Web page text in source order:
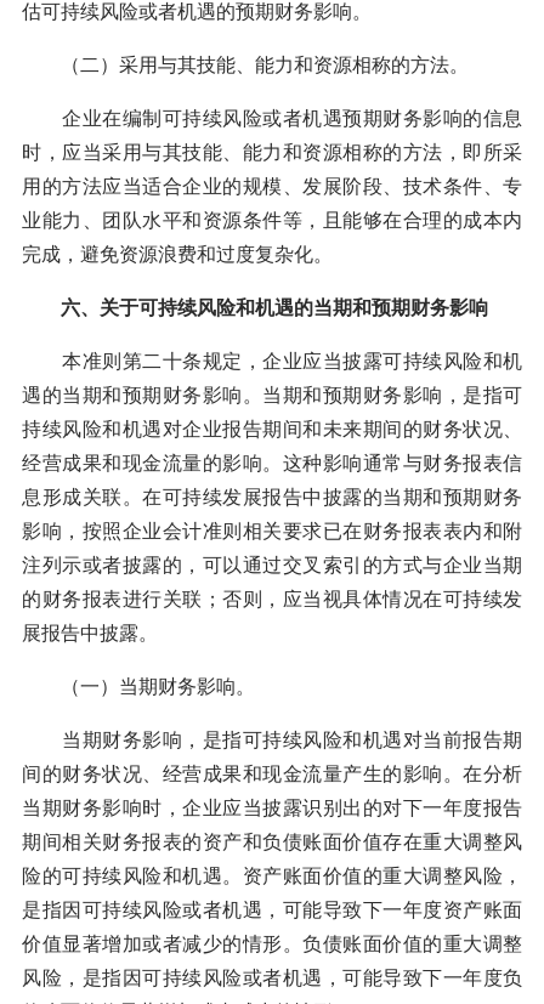
估可持续风险或者机遇的预期财务影响。
（二）采用与其技能、能力和资源相称的方法。
企业在编制可持续风险或者机遇预期财务影响的信息
时，应当采用与其技能、能力和资源相称的方法，即所采
用的方法应当适合企业的规模、发展阶段、技术条件、专
业能力、团队水平和资源条件等，且能够在合理的成本内
完成，避免资源浪费和过度复杂化。
六、关于可持续风险和机遇的当期和预期财务影响
本准则第二十条规定，企业应当披露可持续风险和机
遇的当期和预期财务影响。当期和预期财务影响，是指可
持续风险和机遇对企业报告期间和未来期间的财务状况、
经营成果和现金流量的影响。这种影响通常与财务报表信
息形成关联。在可持续发展报告中披露的当期和预期财务
影响，按照企业会计准则相关要求已在财务报表表内和附
注列示或者披露的，可以通过交叉索引的方式与企业当期
的财务报表进行关联；否则，应当视具体情况在可持续发
展报告中披露。
（一）当期财务影响。
当期财务影响，是指可持续风险和机遇对当前报告期
间的财务状况、经营成果和现金流量产生的影响。在分析
当期财务影响时，企业应当披露识别出的对下一年度报告
期间相关财务报表的资产和负债账面价值存在重大调整风
险的可持续风险和机遇。资产账面价值的重大调整风险，
是指因可持续风险或者机遇，可能导致下一年度资产账面
价值显著增加或者减少的情形。负债账面价值的重大调整
风险，是指因可持续风险或者机遇，可能导致下一年度负